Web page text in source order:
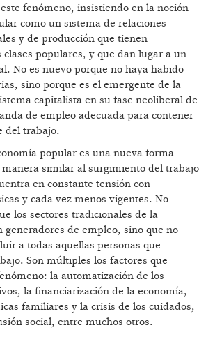
fenómeno, insistiendo en la noción
como un sistema de relaciones
y de producción que tienen
populares, y que dan lugar a un
No es nuevo porque no haya habido
sino porque es el emergente de la
capitalista en su fase neoliberal de
de empleo adecuada para contener
del trabajo.
popular es una nueva forma
similar al surgimiento del trabajo
en constante tensión con
y cada vez menos vigentes. No
los sectores tradicionales de la
generadores de empleo, sino que no
a todas aquellas personas que
Son múltiples los factores que
la automatización de los
la financiarización de la economía,
familiares y la crisis de los cuidados,
social, entre muchos otros.